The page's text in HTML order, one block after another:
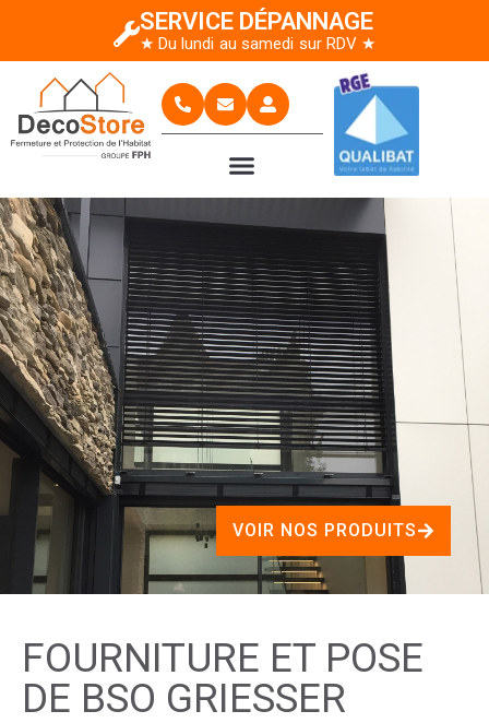
SERVICE DÉPANNAGE
★ Du lundi au samedi sur RDV ★
VOIR NOS PRODUITS
FOURNITURE ET POSE
DE BSO GRIESSER